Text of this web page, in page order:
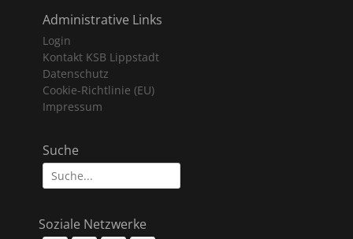
Administrative Links
Login
Kontakt KSB Lippstadt
Datenschutz
Cookie-Richtlinie (EU)
Impressum
Suche
Suche
nach:
Soziale Netzwerke